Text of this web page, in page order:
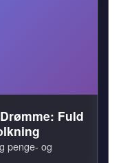
Fuld
penge- og